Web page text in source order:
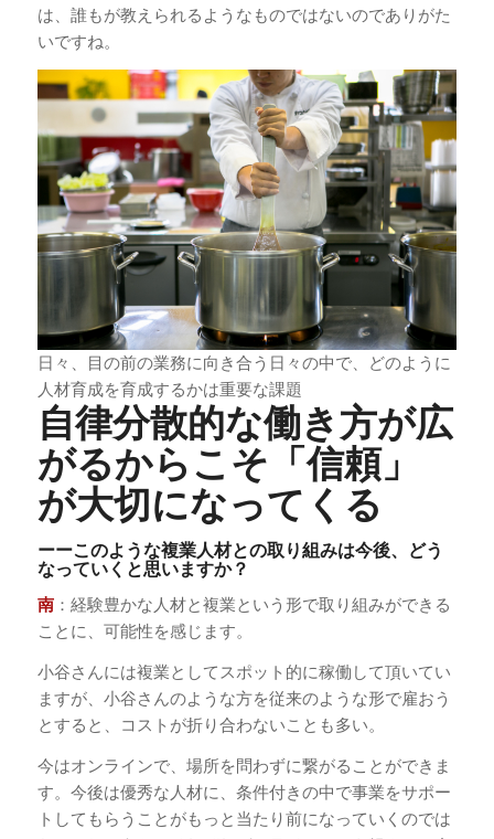
は、誰もが教えられるようなものではないのでありがた
いですね。
日々、目の前の業務に向き合う日々の中で、どのように
人材育成を育成するかは重要な課題
自律分散的な働き方が広
がるからこそ「信頼」
が大切になってくる
ーーこのような複業人材との取り組みは今後、どう
なっていくと思いますか？
南：経験豊かな人材と複業という形で取り組みができる
ことに、可能性を感じます。
小谷さんには複業としてスポット的に稼働して頂いてい
ますが、小谷さんのような方を従来のような形で雇おう
とすると、コストが折り合わないことも多い。
今はオンラインで、場所を問わずに繋がることができま
す。今後は優秀な人材に、条件付きの中で事業をサポー
トしてもらうことがもっと当たり前になっていくのでは